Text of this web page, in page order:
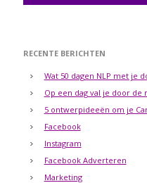
RECENTE BERICHTEN
Wat 50 dagen NLP met je
Op een dag val je door de
5 ontwerpideeën om je
Facebook
Instagram
Facebook Adverteren
Marketing